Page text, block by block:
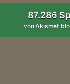
87.286
vonAkismet